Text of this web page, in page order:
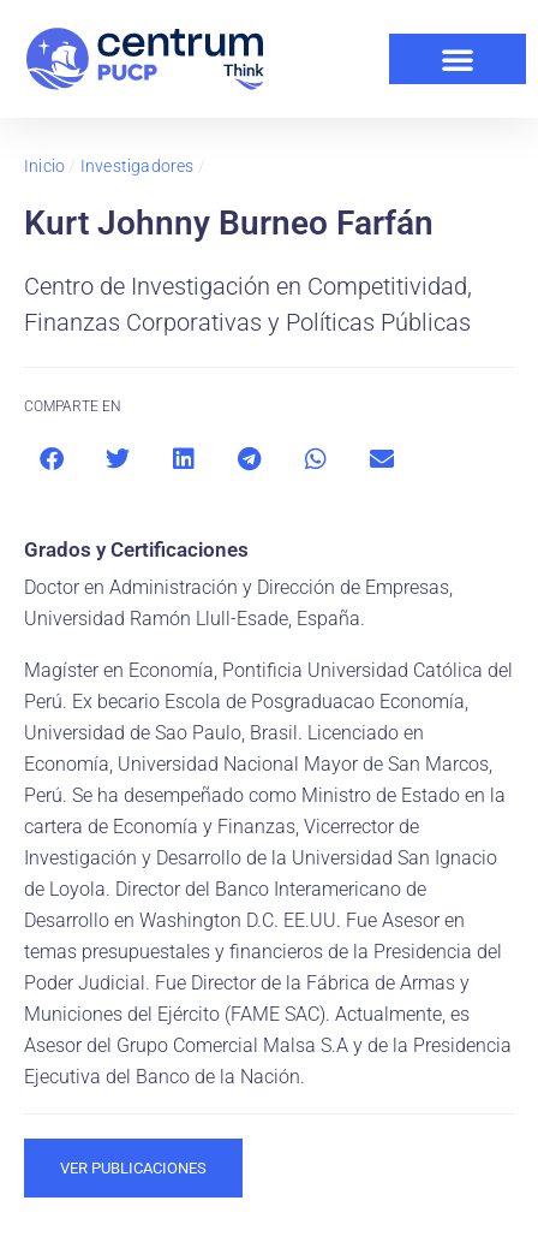
Inicio / Investigadores /
Kurt Johnny Burneo Farfán
Centro de Investigación en Competitividad,
Finanzas Corporativas y Políticas Públicas
COMPARTE EN
Grados y Certificaciones
Doctor en Administración y Dirección de Empresas,
Universidad Ramón Llull-Esade, España.
Magíster en Economía, Pontificia Universidad Católica del
Perú. Ex becario Escola de Posgraduacao Economía,
Universidad de Sao Paulo, Brasil. Licenciado en
Economía, Universidad Nacional Mayor de San Marcos,
Perú. Se ha desempeñado como Ministro de Estado en la
cartera de Economía y Finanzas, Vicerrector de
Investigación y Desarrollo de la Universidad San Ignacio
de Loyola. Director del Banco Interamericano de
Desarrollo en Washington D.C. EE.UU. Fue Asesor en
temas presupuestales y financieros de la Presidencia del
Poder Judicial. Fue Director de la Fábrica de Armas y
Municiones del Ejército (FAME SAC). Actualmente, es
Asesor del Grupo Comercial Malsa S.A y de la Presidencia
Ejecutiva del Banco de la Nación.
VER PUBLICACIONES